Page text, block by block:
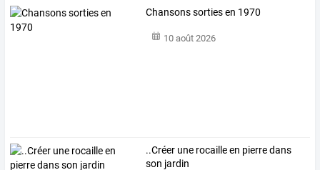
Chansons sorties en 1970
10 août 2026
..Créer une rocaille en pierre dans
son jardin